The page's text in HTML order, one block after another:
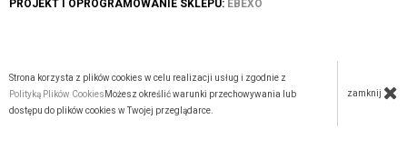
PROJEKT I OPROGRAMOWANIE SKLEPU: EBEXO
Strona korzysta z plików cookies w celu realizacji usług i zgodnie z
Polityką Plików Cookies Możesz określić warunki przechowywania lub
dostępu do plików cookies w Twojej przeglądarce.
zamknij